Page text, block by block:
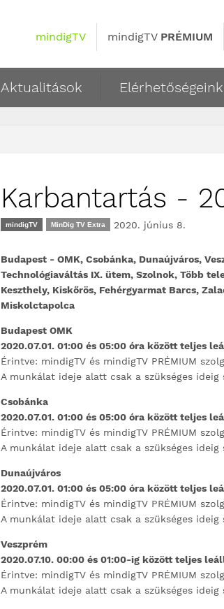
mindigTV mindigTV PRÉMIUM
Aktualitások Elérhetőségeink
Karbantartás -
mindigTV MinDig TV Extra 2020. június 8.
Budapest - OMK, Csobánka, Dunaújváros,
Technológiaváltás IX. ütem, Szolnok, Több
Keszthely, Kiskőrös, Fehérgyarmat Barcs,
Miskolctapolca
Budapest OMK
2020.07.01. 01:00 és 05:00 óra közöttteljes
Érintve: mindigTV és mindigTV PRÉMIUM
A munkálat ideje alatt csak a szükséges ideig
Csobánka
2020.07.01. 01:00 és 05:00 óra közöttteljes
Érintve: mindigTV és mindigTV PRÉMIUM
A munkálat ideje alatt csak a szükséges ideig
Dunaújváros
2020.07.01. 01:00 és 05:00 óra közöttteljes
Érintve: mindigTV és mindigTV PRÉMIUM
A munkálat ideje alatt csak a szükséges ideig
Veszprém
2020.07.10. 00:00 és 01:00-ig között teljes
Érintve: mindigTV és mindigTV PRÉMIUM
A munkálat ideje alatt csak a szükséges ideig